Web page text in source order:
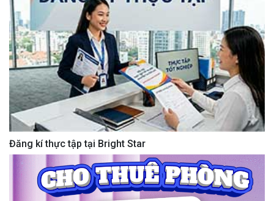
Đăng kí thực tập tại Bright Star